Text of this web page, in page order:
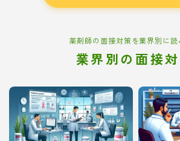
薬剤師の面接対策を業界別に読
業界別の面接